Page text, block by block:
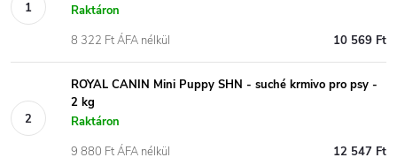
Raktáron
10 569 Ft
8 322 Ft ÁFA nélkül
ROYAL CANIN Mini Puppy SHN - suché krmivo pro psy -
2 kg
Raktáron
12 547 Ft
9 880 Ft ÁFA nélkül